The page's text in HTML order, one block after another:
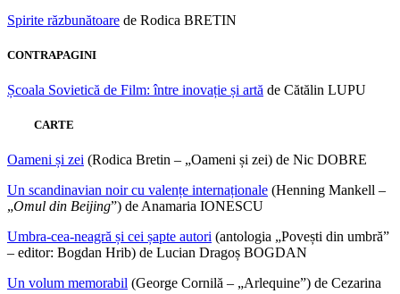
Spirite răzbunătoare de Rodica BRETIN
CONTRAPAGINI
Școala Sovietică de Film: între inovație și artă de Cătălin LUPU
CARTE
Oameni și zei (Rodica Bretin – „Oameni și zei) de Nic DOBRE
Un scandinavian noir cu valențe internaționale (Henning Mankell –
„Omul din Beijing”) de Anamaria IONESCU
Umbra-cea-neagră și cei șapte autori (antologia „Povești din umbră”
– editor: Bogdan Hrib) de Lucian Dragoș BOGDAN
Un volum memorabil (George Cornilă – „Arlequine”) de Cezarina